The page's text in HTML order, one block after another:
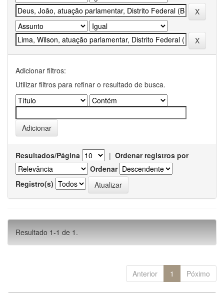
Adicionar filtros:
Utilizar filtros para refinar o resultado de busca.
Resultados/Página | Ordenar registros por
Ordenar
Registro(s)
Resultado 1-1 de 1.
Anterior 1 Póximo